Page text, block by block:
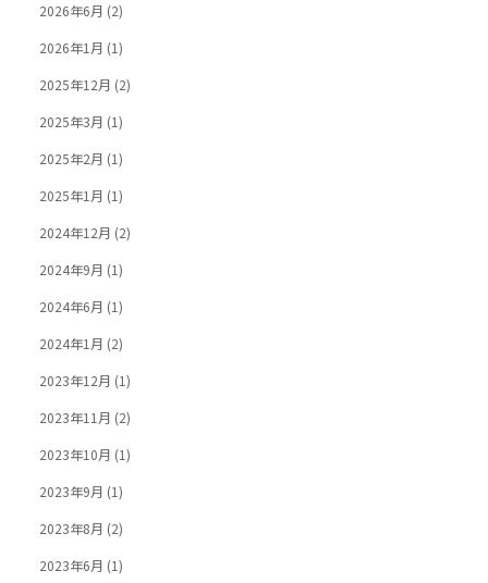
2026年6月 (2)
2026年1月 (1)
2025年12月 (2)
2025年3月 (1)
2025年2月 (1)
2025年1月 (1)
2024年12月 (2)
2024年9月 (1)
2024年6月 (1)
2024年1月 (2)
2023年12月 (1)
2023年11月 (2)
2023年10月 (1)
2023年9月 (1)
2023年8月 (2)
2023年6月 (1)